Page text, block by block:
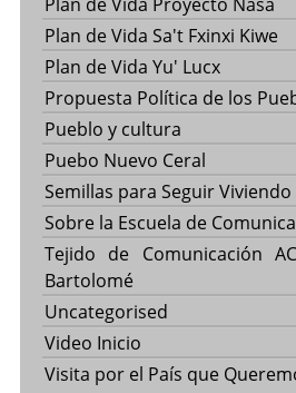
Plan de Vida Sa't Fxinxi Kiwe
Plan de Vida Yu' Lucx
Propuesta Política de los
Pueblo y cultura
Puebo Nuevo Ceral
Semillas para Seguir Viviendo
Sobre la Escuela de
Tejido de Comunicación
Bartolomé
Uncategorised
Video Inicio
Visita por el País que